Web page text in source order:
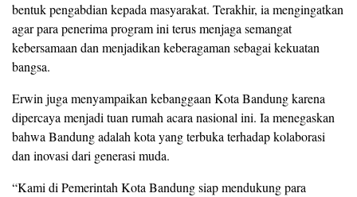
bentuk pengabdian kepada masyarakat. Terakhir, ia mengingatkan
agar para penerima program ini terus menjaga semangat
kebersamaan dan menjadikan keberagaman sebagai kekuatan
bangsa.
Erwin juga menyampaikan kebanggaan Kota Bandung karena
dipercaya menjadi tuan rumah acara nasional ini. Ia menegaskan
bahwa Bandung adalah kota yang terbuka terhadap kolaborasi
dan inovasi dari generasi muda.
“Kami di Pemerintah Kota Bandung siap mendukung para